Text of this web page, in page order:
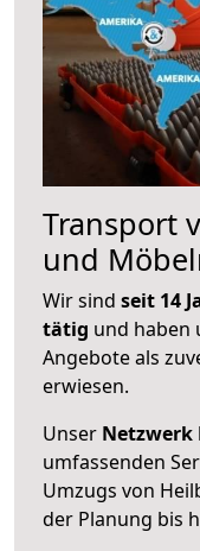
Transport
und
Wir sind seit 14
tätig und haben
Angebote als
erwiesen.
Unser Netzwerk
umfassenden
Umzugs von
der Planung bis